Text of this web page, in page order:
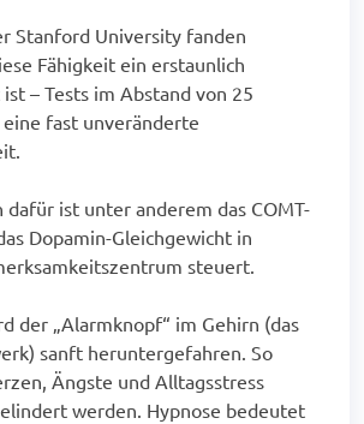
Stanford University fanden
Fähigkeit ein erstaunlich
– Tests im Abstand von 25
fast unveränderte
ist unter anderem das COMT-
Dopamin-Gleichgewicht in
steuert.
der „Alarmknopf“ im Gehirn (das
sanft heruntergefahren. So
Ängste und Alltagsstress
werden. Hypnose bedeutet